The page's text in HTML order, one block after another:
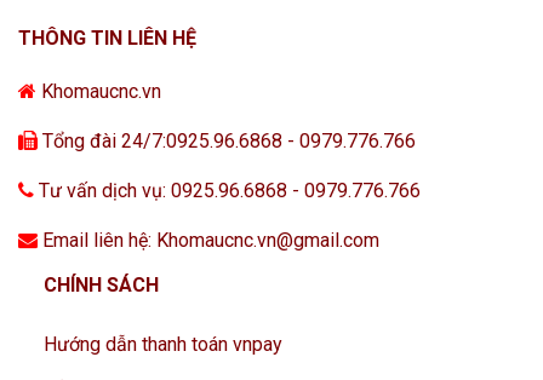
THÔNG TIN LIÊN HỆ
Khomaucnc.vn
Tổng đài 24/7:0925.96.6868 - 0979.776.766
Tư vấn dịch vụ: 0925.96.6868 - 0979.776.766
Email liên hệ: Khomaucnc.vn@gmail.com
CHÍNH SÁCH
Hướng dẫn thanh toán vnpay